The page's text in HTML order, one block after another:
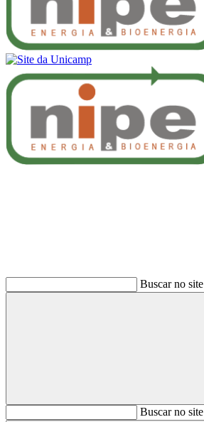
Buscar no site
BuscarBuscar no site